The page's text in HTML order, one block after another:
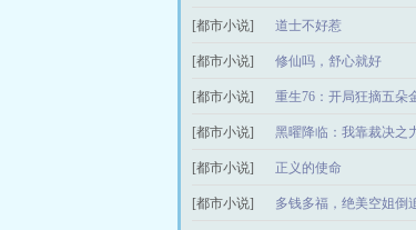
[都市小说] 道士不好惹
[都市小说] 修仙吗，舒心就好
[都市小说] 重生76：开局狂摘五朵
[都市小说] 黑曜降临：我靠裁决之
异变
[都市小说] 正义的使命
[都市小说] 多钱多福，绝美空姐倒